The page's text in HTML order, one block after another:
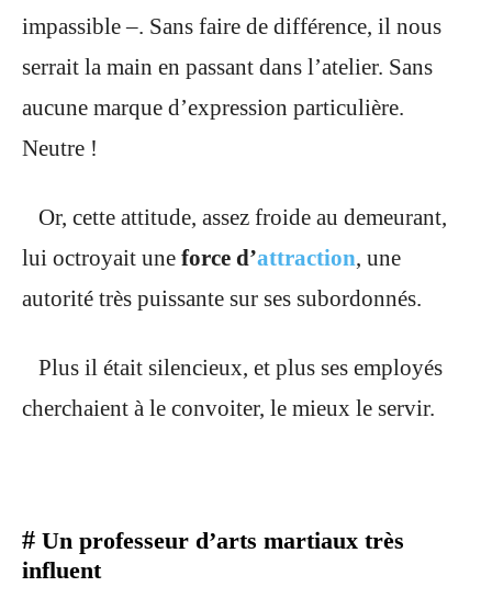
impassible –. Sans faire de différence, il nous
serrait la main en passant dans l’atelier. Sans
aucune marque d’expression particulière.
Neutre !
Or, cette attitude, assez froide au demeurant,
lui octroyait une force d’attraction, une
autorité très puissante sur ses subordonnés.
Plus il était silencieux, et plus ses employés
cherchaient à le convoiter, le mieux le servir.
# Un professeur d’arts martiaux très
influent